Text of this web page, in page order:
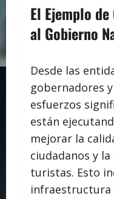
El Ejemplo
al Gobierno
Desde las
gobernadores
esfuerzos
están
mejorar la
ciudadanos y
turistas. Esto
infraestructura